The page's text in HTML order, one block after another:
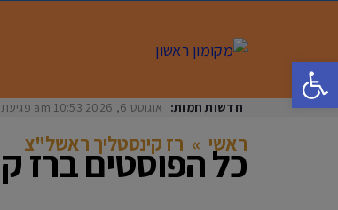
פתח סרגל נגישות
חדשות חמות: אוגוסט 6, 2026 10:53 am פגיעת רכב
ראשי » רז קינסטליך ראשל"צ
כל הפוסטים ברז